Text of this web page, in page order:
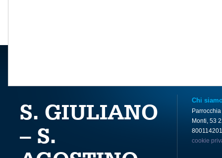
S. GIULIANO
– S.
Chi
Monti, 53
cookie